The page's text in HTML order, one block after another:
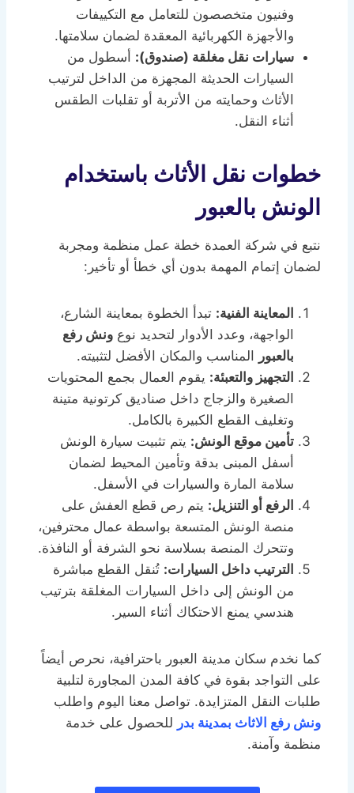
وفنيون متخصصون للتعامل مع التكييفات
والأجهزة الكهربائية المعقدة لضمان سلامتها.
سيارات نقل مغلقة (صندوق): أسطول من
السيارات الحديثة المجهزة من الداخل لترتيب
الأثاث وحمايته من الأتربة أو تقلبات الطقس
أثناء النقل.
خطوات نقل الأثاث باستخدام
الونش بالعبور
نتبع في شركة العمدة خطة عمل منظمة ومجربة
لضمان إتمام المهمة بدون أي خطأ أو تأخير:
المعاينة الفنية: تبدأ الخطوة بمعاينة الشارع،
الواجهة، وعدد الأدوار لتحديد نوع ونش رفع
بالعبور المناسب والمكان الأفضل لتثبيته.
التجهيز والتعبئة: يقوم العمال بجمع المحتويات
الصغيرة والزجاج داخل صناديق كرتونية متينة
وتغليف القطع الكبيرة بالكامل.
تأمين موقع الونش: يتم تثبيت سيارة الونش
أسفل المبنى بدقة وتأمين المحيط لضمان
سلامة المارة والسيارات في الأسفل.
الرفع أو التنزيل: يتم رص قطع العفش على
منصة الونش المتسعة بواسطة عمال محترفين،
وتتحرك المنصة بسلاسة نحو الشرفة أو النافذة.
الترتيب داخل السيارات: تُنقل القطع مباشرة
من الونش إلى داخل السيارات المغلقة بترتيب
هندسي يمنع الاحتكاك أثناء السير.
كما نخدم سكان مدينة العبور باحترافية، نحرص أيضاً
على التواجد بقوة في كافة المدن المجاورة لتلبية
طلبات النقل المتزايدة. تواصل معنا اليوم واطلب
ونش رفع الاثاث بمدينة بدر للحصول على خدمة
منظمة وآمنة.